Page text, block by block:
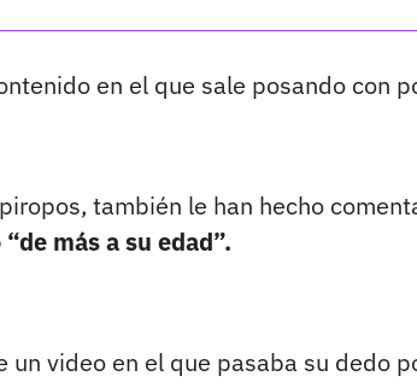
en el que sale posando con
también le han hecho
más a su edad”.
un video en el que pasaba su dedo